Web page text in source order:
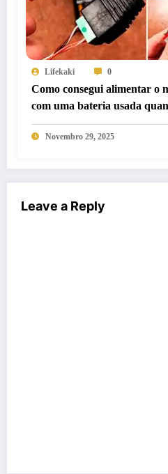
Lifekaki 0
Como consegui alimentar o
com uma bateria usada
eletricidade
Novembro 29, 2025
Leave a Reply